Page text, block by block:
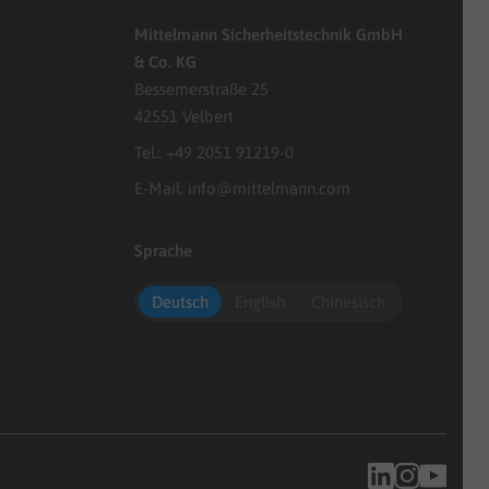
Mittelmann Sicherheitstechnik GmbH
& Co. KG
Bessemerstraße 25
42551 Velbert
Tel.: +49 2051 91219-0
E-Mail:
info@mittelmann.com
Sprache
Deutsch